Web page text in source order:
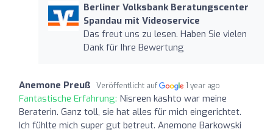
Berliner Volksbank Beratungscenter
Spandau mit Videoservice
Das freut uns zu lesen. Haben Sie vielen
Dank für Ihre Bewertung
Anemone Preuß Veröffentlicht auf 1 year ago
Fantastische Erfahrung: Nisreen kashto war meine
Beraterin. Ganz toll, sie hat alles für mich eingerichtet.
Ich fühlte mich super gut betreut. Anemone Barkowski